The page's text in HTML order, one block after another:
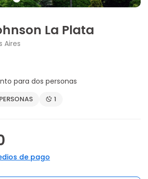
La Plata
Aires
para dos personas
1
de pago